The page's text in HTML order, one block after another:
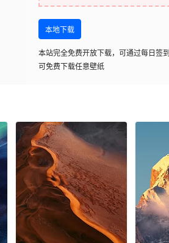
本地下载
本站完全免费开放下载，可通过每日签到
可免费下载任意壁纸